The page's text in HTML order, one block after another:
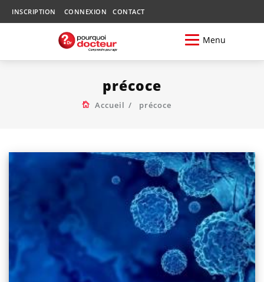
INSCRIPTION CONNEXION CONTACT
Menu
précoce
Accueil précoce